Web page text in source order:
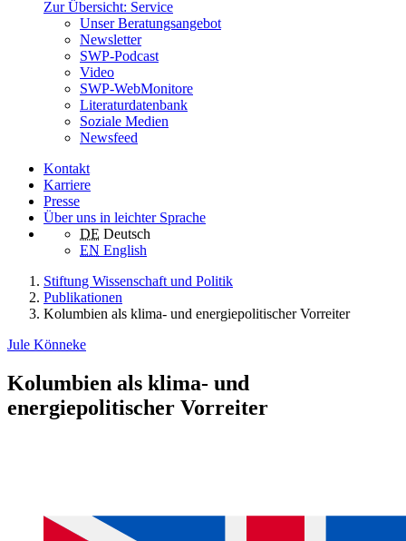
Zur Übersicht: Service
Unser Beratungsangebot
Newsletter
SWP-Podcast
Video
SWP-WebMonitore
Literaturdatenbank
Soziale Medien
Newsfeed
Kontakt
Karriere
Presse
Über uns in leichter Sprache
DE Deutsch
EN English
Stiftung Wissenschaft und Politik
Publikationen
Kolumbien als klima- und energiepolitischer Vorreiter
Jule Könneke
Kolumbien als klima- und
energiepolitischer Vorreiter